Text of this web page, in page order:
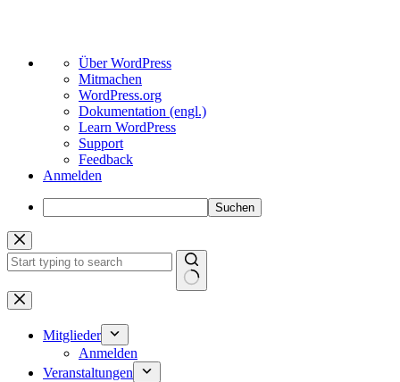
Über
WordPress
Über WordPress
Mitmachen
WordPress.org
Dokumentation (engl.)
Learn WordPress
Support
Feedback
Anmelden
Suchen
Zum
Inhalt
springen
Keine
Ergebnisse
Mitglieder
Anmelden
Veranstaltungen